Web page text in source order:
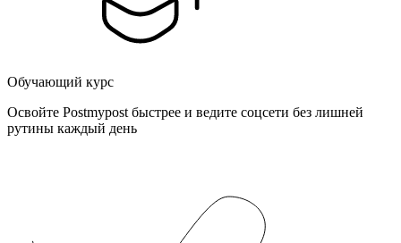
Обучающий курс
Освойте Postmypost быстрее и ведите соцсети без лишней
рутины каждый день